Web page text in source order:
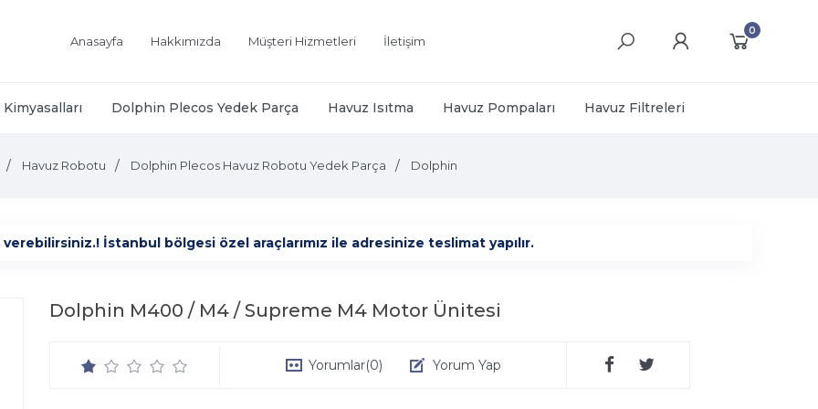
Anasayfa Hakkımızda Müşteri Hizmetleri İletişim
0
Dolphin Plecos Yedek Parça Havuz Isıtma Havuz Pompaları Havuz Filtreleri
Havuz Robotu Dolphin Plecos Havuz Robotu Yedek Parça Dolphin
İstanbul bölgesi özel araçlarımız ile adresinize teslimat yapılır.
Dolphin M400 / M4 / Supreme M4 Motor Ünitesi
Yorumlar(0) Yorum Yap